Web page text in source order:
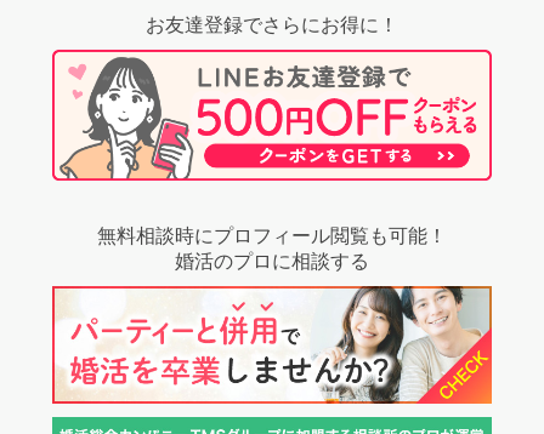
お友達登録でさらにお得に！
無料相談時にプロフィール閲覧も可能！
婚活のプロに相談する